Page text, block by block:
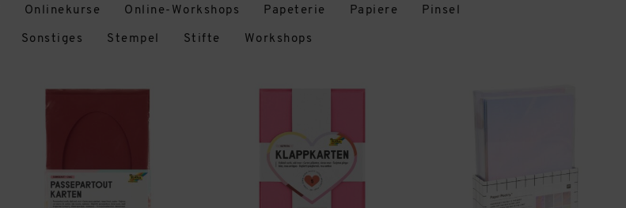
Onlinekurse Online-Workshops Papeterie Papiere Pinsel
Sonstiges Stempel Stifte Workshops